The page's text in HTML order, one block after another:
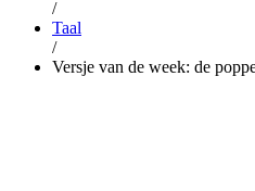
/
Taal
/
Versje van de week: de